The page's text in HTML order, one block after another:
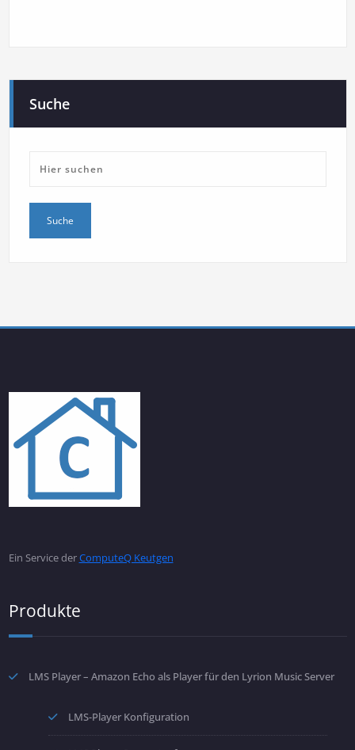
Suche
Ein Service derComputeQ Keutgen
Produkte
LMS Player – Amazon Echo als Player für den Lyrion Music Server
LMS-Player Konfiguration